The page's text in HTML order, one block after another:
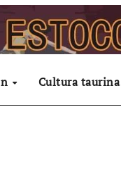
Cultura taurina